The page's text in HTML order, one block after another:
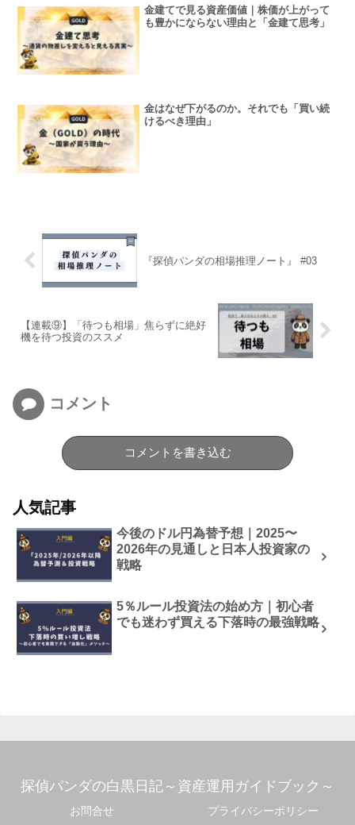
金建てで見る資産価値｜株価が上がって
も豊かにならない理由と「金建て思考」
金はなぜ下がるのか。それでも「買い続
けるべき理由」
『探偵パンダの相場推理ノート』 #03
【連載⑨】「待つも相場」焦らずに絶好
機を待つ投資のススメ
コメント
コメントを書き込む
人気記事
今後のドル円為替予想｜2025〜
2026年の見通しと日本人投資家の
戦略
5％ルール投資法の始め方｜初心者
でも迷わず買える下落時の最強戦略
探偵パンダの白黒日記～資産運用ガイドブック～
お問合せ プライバシーポリシー